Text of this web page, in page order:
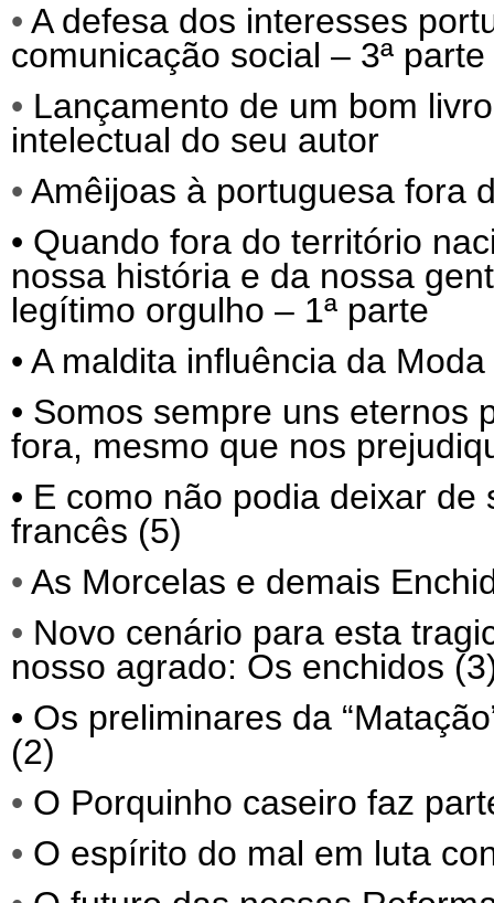
• A defesa dos interesses
comunicação social – 3ª parte
• Lançamento de um bom
intelectual do seu autor
• Amêijoas à portuguesa fora
• Quando fora do território
nossa história e da nossa
legítimo orgulho – 1ª parte
• A maldita influência da
• Somos sempre uns eternos
fora, mesmo que nos
• E como não podia deixar
francês (5)
• As Morcelas e demais
• Novo cenário para esta
nosso agrado: Os enchidos
• Os preliminares da
(2)
• O Porquinho caseiro faz
• O espírito do mal em luta